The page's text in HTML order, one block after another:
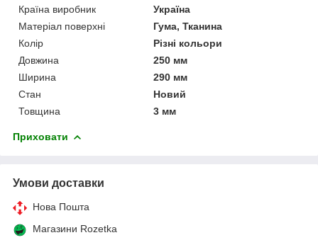
Країна виробник
Україна
Матеріал поверхні
Гума, Тканина
Колір
Різні кольори
Довжина
250 мм
Ширина
290 мм
Стан
Новий
Товщина
3 мм
Приховати
Умови доставки
Нова Пошта
Магазини Rozetka